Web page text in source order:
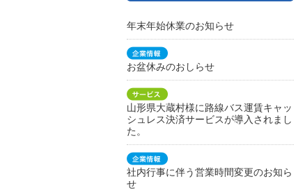
年末年始休業のお知らせ
お盆休みのおしらせ
山形県大蔵村様に路線バス運賃キャッ
シュレス決済サービスが導入されまし
た。
社内行事に伴う営業時間変更のお知ら
せ